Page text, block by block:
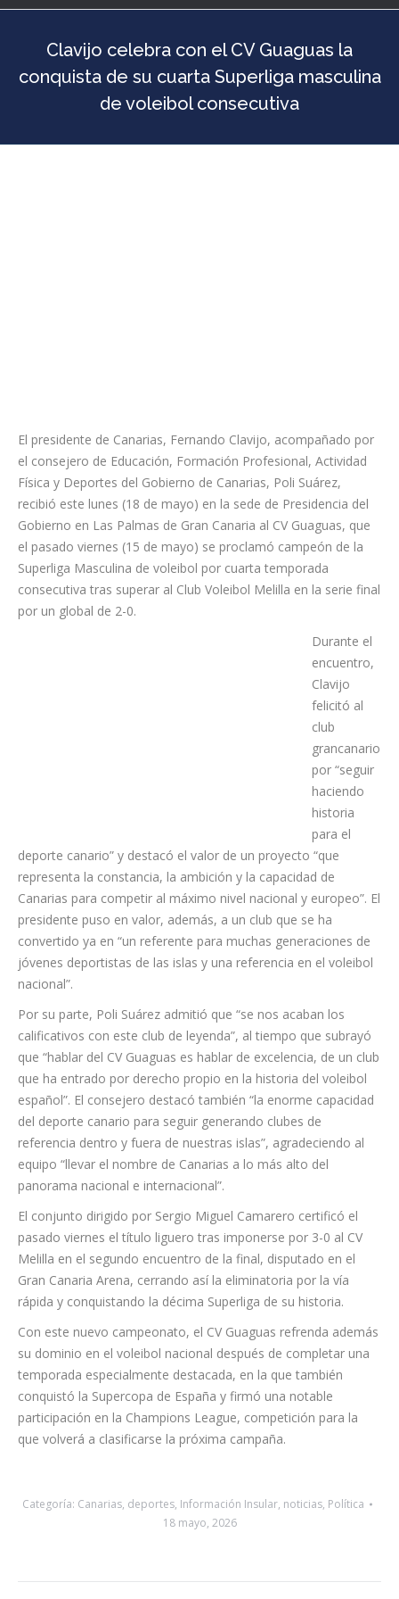
Clavijo celebra con el CV Guaguas la
de voleibol consecutiva
El presidente de Canarias, Fernando Clavijo, acompañado por
el consejero de Educación, Formación Profesional, Actividad
Física y Deportes del Gobierno de Canarias, Poli Suárez,
recibió este lunes (18 de mayo) en la sede de Presidencia del
Gobierno en Las Palmas de Gran Canaria al CV Guaguas, que
el pasado viernes (15 de mayo) se proclamó campeón de la
Superliga Masculina de voleibol por cuarta temporada
consecutiva tras superar al Club Voleibol Melilla en la serie final
Durante el
encuentro,
Clavijo
felicitó al
club
grancanario
por “seguir
haciendo
historia
para el
deporte canario” y destacó el valor de un proyecto “que
representa la constancia, la ambición y la capacidad de
Canarias para competir al máximo nivel nacional y europeo”. El
presidente puso en valor, además, a un club que se ha
convertido ya en “un referente para muchas generaciones de
jóvenes deportistas de las islas y una referencia en el voleibol
nacional”.
Por su parte, Poli Suárez admitió que “se nos acaban los
calificativos con este club de leyenda”, al tiempo que subrayó
que “hablar del CV Guaguas es hablar de excelencia, de un club
que ha entrado por derecho propio en la historia del voleibol
español”. El consejero destacó también “la enorme capacidad
del deporte canario para seguir generando clubes de
referencia dentro y fuera de nuestras islas”, agradeciendo al
equipo “llevar el nombre de Canarias a lo más alto del
panorama nacional e internacional”.
El conjunto dirigido por Sergio Miguel Camarero certificó el
pasado viernes el título liguero tras imponerse por 3-0 al CV
Melilla en el segundo encuentro de la final, disputado en el
Gran Canaria Arena, cerrando así la eliminatoria por la vía
rápida y conquistando la décima Superliga de su historia.
Con este nuevo campeonato, el CV Guaguas refrenda además
su dominio en el voleibol nacional después de completar una
temporada especialmente destacada, en la que también
conquistó la Supercopa de España y firmó una notable